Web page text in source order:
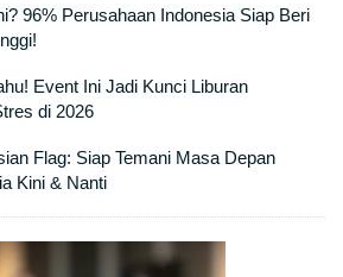
96% Perusahaan Indonesia Siap Beri
Event Ini Jadi Kunci Liburan
di 2026
Flag: Siap Temani Masa Depan
Kini & Nanti